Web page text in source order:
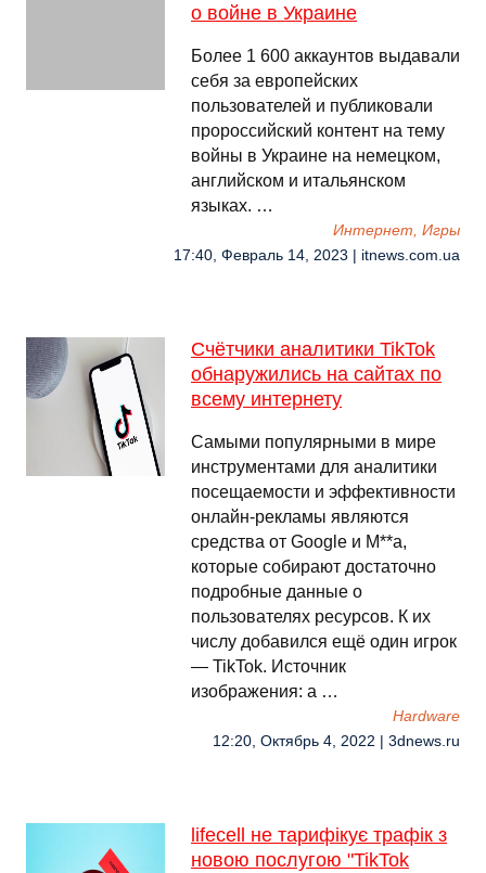
о войне в Украине
Более 1 600 аккаунтов выдавали
себя за европейских
пользователей и публиковали
пророссийский контент на тему
войны в Украине на немецком,
английском и итальянском
языках. …
Интернет, Игры
17:40, Февраль 14, 2023 | itnews.com.ua
Счётчики аналитики TikTok
обнаружились на сайтах по
всему интернету
Самыми популярными в мире
инструментами для аналитики
посещаемости и эффективности
онлайн-рекламы являются
средства от Google и M**a,
которые собирают достаточно
подробные данные о
пользователях ресурсов. К их
числу добавился ещё один игрок
— TikTok. Источник
изображения: a …
Hardware
12:20, Октябрь 4, 2022 | 3dnews.ru
lifecell не тарифікує трафік з
новою послугою "TikTok